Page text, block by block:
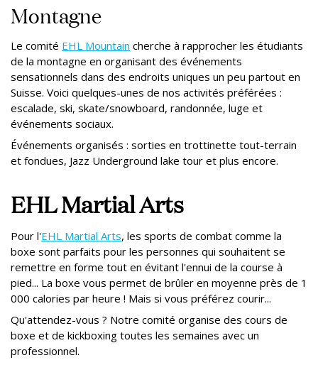
Montagne
Le comité EHL Mountain cherche à rapprocher les étudiants
de la montagne en organisant des événements
sensationnels dans des endroits uniques un peu partout en
Suisse. Voici quelques-unes de nos activités préférées :
escalade, ski, skate/snowboard, randonnée, luge et
événements sociaux.
Événements organisés : sorties en trottinette tout-terrain
et fondues, Jazz Underground lake tour et plus encore.
EHL Martial Arts
Pour l'EHL Martial Arts, les sports de combat comme la
boxe sont parfaits pour les personnes qui souhaitent se
remettre en forme tout en évitant l'ennui de la course à
pied... La boxe vous permet de brûler en moyenne près de 1
000 calories par heure ! Mais si vous préférez courir...
Qu'attendez-vous ? Notre comité organise des cours de
boxe et de kickboxing toutes les semaines avec un
professionnel.